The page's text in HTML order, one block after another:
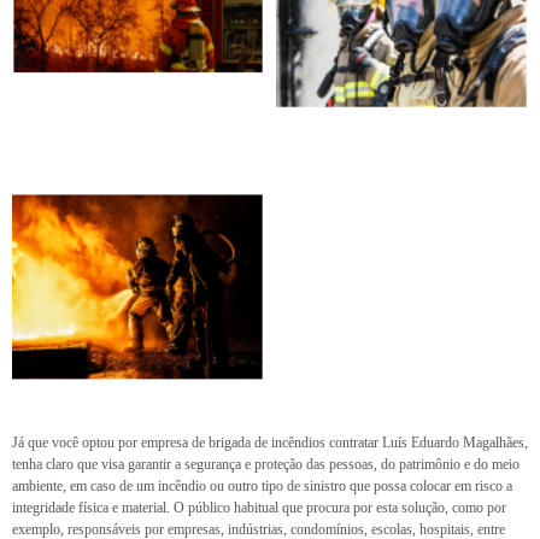
Já que você optou por empresa de brigada de incêndios contratar Luís Eduardo Magalhães,
tenha claro que visa garantir a segurança e proteção das pessoas, do patrimônio e do meio
ambiente, em caso de um incêndio ou outro tipo de sinistro que possa colocar em risco a
integridade física e material. O público habitual que procura por esta solução, como por
exemplo, responsáveis por empresas, indústrias, condomínios, escolas, hospitais, entre